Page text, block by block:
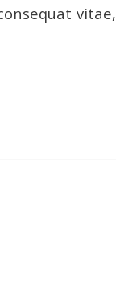
vitae,